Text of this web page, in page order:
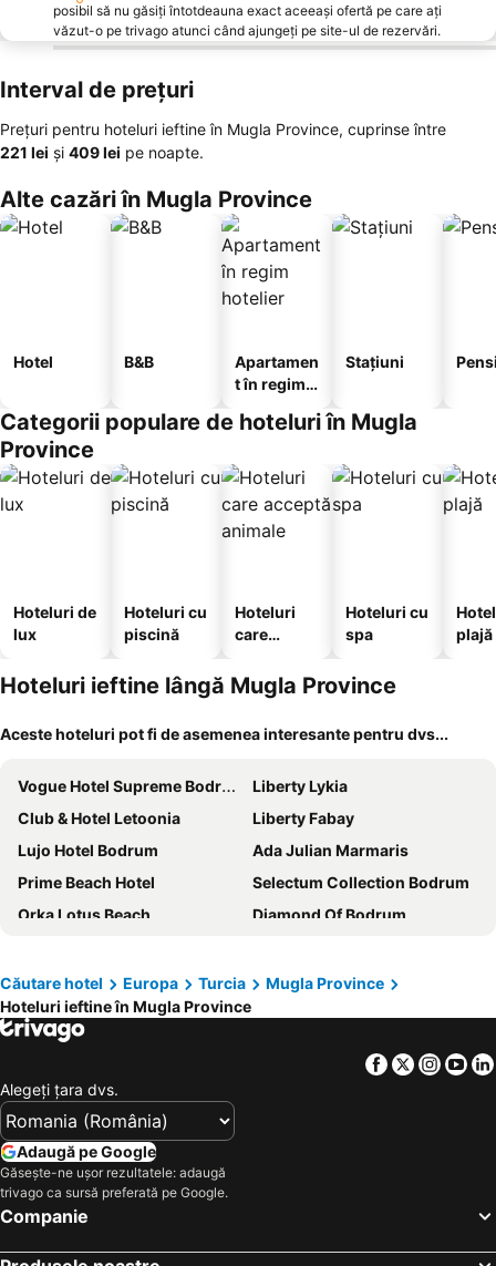
posibil să nu găsiți întotdeauna exact aceeași ofertă pe care ați
văzut-o pe trivago atunci când ajungeți pe site-ul de rezervări.
Interval de prețuri
Prețuri pentru hoteluri ieftine în Mugla Province, cuprinse între
‎221 lei și ‎409 lei pe noapte.
Alte cazări în Mugla Province
Hotel B&B
Apartamen
t în regim
Stațiuni
Categorii populare de hoteluri în Mugla
Province
Hoteluri de
lux
Hoteluri cu
piscină
Hoteluri
care
animale
Hoteluri cu
spa
plajă
Hoteluri ieftine lângă Mugla Province
Aceste hoteluri pot fi de asemenea interesante pentru dvs...
Vogue Hotel Supreme Bodrum
Liberty Lykia
Club & Hotel Letoonia
Liberty Fabay
Lujo Hotel Bodrum
Ada Julian Marmaris
Prime Beach Hotel
Selectum Collection Bodrum
Orka Lotus Beach
Diamond Of Bodrum
Turunc Resort Hotel
Kadikale Resort
Sunpoint Hotel Bodrum
Labranda Mares Marmaris
Costa Bitezhan Hotel
Blue Bay Platinum
Marmaris Bay Resort - Adults Only
Bitez Garden Life
Căutare hotel Europa Turcia
Mugla Province
Hoteluri ieftine în Mugla Province
Facebook
Twitter
Alegeţi ţara dvs.
Adaugă pe Google
Găsește-ne ușor rezultatele: adaugă
trivago ca sursă preferată pe Google.
Companie